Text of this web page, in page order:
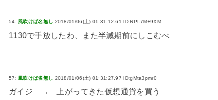
54: 風吹けば名無し 2018/01/06(土) 01:31:12.61 ID:RPL7M+9XM
1130で手放したわ、また半減期前にしこむべ
57: 風吹けば名無し 2018/01/06(土) 01:31:27.97 ID:gMta3pmr0
ガイジ → 上がってきた仮想通貨を買う